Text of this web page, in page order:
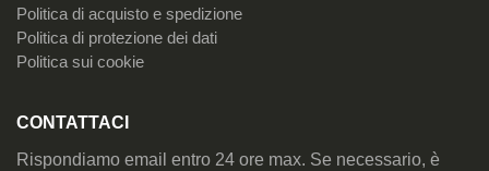
Politica di acquisto e spedizione
Politica di protezione dei dati
Politica sui cookie
CONTATTACI
Rispondiamo email entro 24 ore max. Se necessario, è